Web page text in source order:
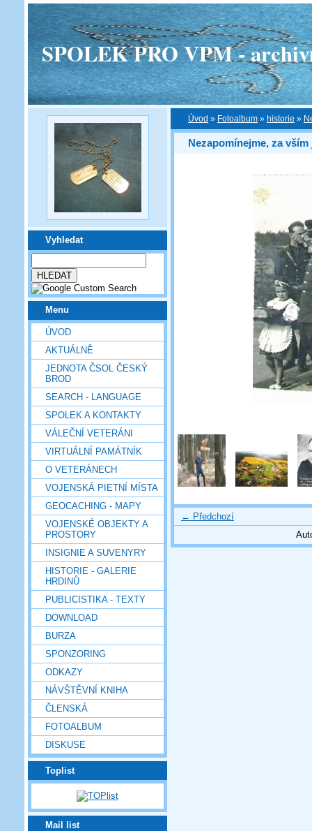
SPOLEK PRO VPM -
Vyhledat
Menu
ÚVOD
AKTUÁLNĚ
JEDNOTA ČSOL ČESKÝ
BROD
SEARCH - LANGUAGE
SPOLEK A KONTAKTY
VÁLEČNÍ VETERÁNI
VIRTUÁLNÍ PAMÁTNÍK
O VETERÁNECH
VOJENSKÁ PIETNÍ MÍSTA
GEOCACHING - MAPY
VOJENSKÉ OBJEKTY A
PROSTORY
INSIGNIE A SUVENYRY
HISTORIE - GALERIE
HRDINŮ
PUBLICISTIKA - TEXTY
DOWNLOAD
BURZA
SPONZORING
ODKAZY
NÁVŠTĚVNÍ KNIHA
ČLENSKÁ
FOTOALBUM
DISKUSE
Toplist
Mail list
Úvod » Fotoalbum » historie »
Nezapomínejme, za
← Předchozí